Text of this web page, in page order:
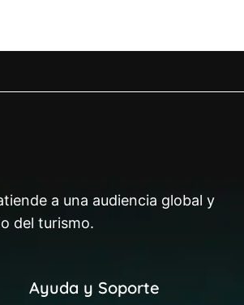
a una audiencia global y
del turismo.
Ayuda y Soporte